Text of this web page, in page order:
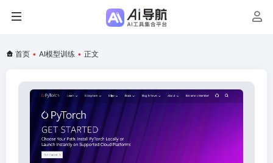
首页 • AI模型训练 • 正文